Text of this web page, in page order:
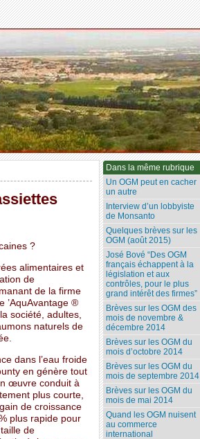
?
alimentaires et
de
de la firme
’AquAvantage ®
société, adultes,
naturels de
dans l’eau froide
en génère tout
œuvre conduit à
plus courte,
de croissance
plus rapide pour
de
Dans la même rubrique
Un OGM peut en cacher
un autre
Interview d’un lobbyiste
de Monsanto
Quelques brèves sur les
OGM (août 2015)
José Bové “Des OGM
français échappent à la
législation et aux
contrôles, pour le plus
grand intérêt des firmes”
Brèves sur les OGM des
mois de novembre &
décembre 2014
Brèves sur les OGM du
mois d’octobre 2014
Brèves sur les OGM du
mois de septembre 2014
Brèves sur les OGM du
mois de mai 2014
Quand les OGM nuisent
au commerce
international